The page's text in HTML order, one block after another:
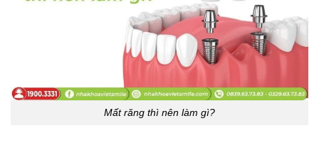
Mất răng thì nên làm gì?